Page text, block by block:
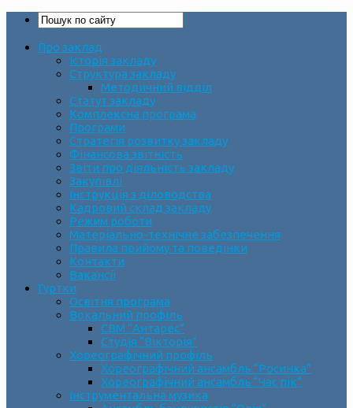
Про заклад
Історія закладу
Структура закладу
Методичний відділ
Статут закладу
Комплексна програма
Програми
Стратегія розвитку закладу
Фінансова звітність
Звіти про діяльність закладу
Закупівлі
Інструкція з діловодства
Кадровий склад закладу
Режим роботи
Матеріально-технічне забезпечення
Правила прийому та поведінки
Контакти
Вакансії
Гуртки
Освітня програма
Вокальний профіль
СВМ “Антарес”
Студія “Вікторія”
Хореографічний профіль
Хореографічний ансамбль “Росинка”
Хореографічний ансамбль “Час пік”
Інструментальна музика